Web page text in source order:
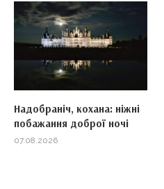
Надобраніч, кохана: ніжні
побажання доброї ночі
07.08.2026